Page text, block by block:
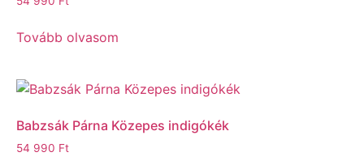
Tovább olvasom
Babzsák Párna Közepes indigókék
54 990 Ft